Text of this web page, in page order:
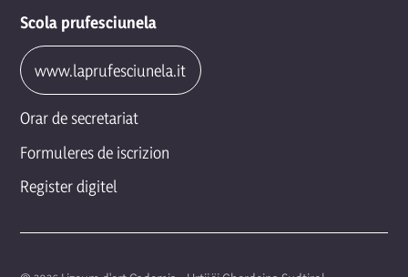
Scola prufesciunela
www.laprufesciunela.it
Orar de secretariat
Formuleres de iscrizion
Register digitel